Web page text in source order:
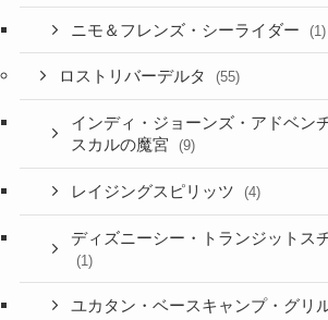
ニモ＆フレンズ・シーライダー (1)
ロストリバーデルタ (55)
インディ・ジョーンズ・アドベン
スカルの魔宮
(9)
レイジングスピリッツ (4)
ディズニーシー・トランジットス
(1)
ユカタン・ベースキャンプ・グリ